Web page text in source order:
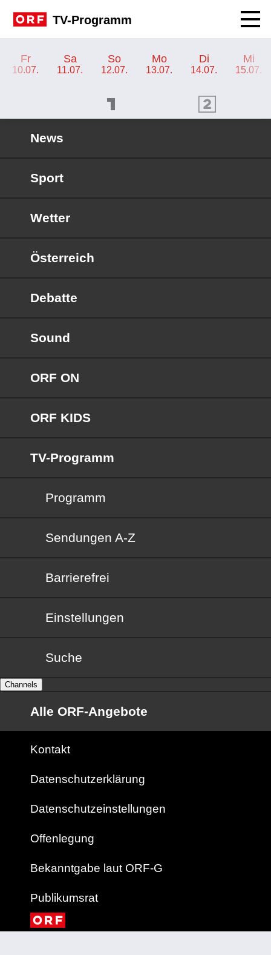
TV-Programm
Fr
10.07.
Sa
11.07.
So
12.07.
Mo
13.07.
Di
14.07.
Mi
15.07.
ORF 2 Programm
News
Sport
Wetter
Österreich
Debatte
Sound
ORF ON
ORF KIDS
TV-Programm
Programm
Sendungen von A bis Z
Sendungen A-Z
Barrierefrei
Barrierefrei
Einstellungen
Suche
Channels
Alle ORF-Angebote
Kontakt
Datenschutzerklärung
Datenschutzeinstellungen
Offenlegung
Bekanntgabe laut ORF-G
Publikumsrat